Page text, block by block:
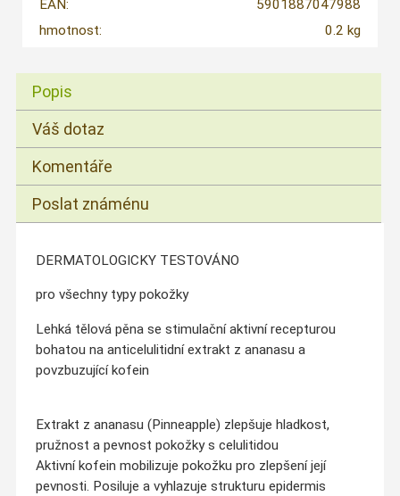
EAN:
5901887047988
hmotnost:
0.2 kg
Popis
Váš dotaz
Komentáře
Poslat známénu
DERMATOLOGICKY TESTOVÁNO
pro všechny typy pokožky
Lehká tělová pěna se stimulační aktivní recepturou
bohatou na anticelulitidní extrakt z ananasu a
povzbuzující kofein
Extrakt z ananasu (Pinneapple) zlepšuje hladkost,
pružnost a pevnost pokožky s celulitidou
Aktivní kofein mobilizuje pokožku pro zlepšení její
pevnosti. Posiluje a vyhlazuje strukturu epidermis